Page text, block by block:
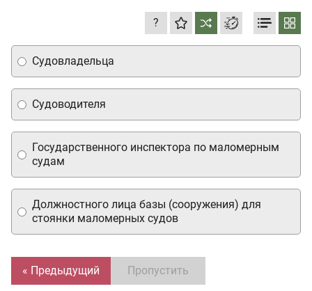
?
Судоводителя
Должностного лица базы (сооружения) для
стоянки маломерных судов
Судовладельца
Государственного инспектора по маломерным
судам
« Предыдущий Пропустить